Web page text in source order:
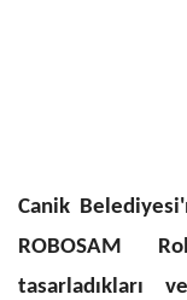
Canik
ROBOSAM
tasarladıkları